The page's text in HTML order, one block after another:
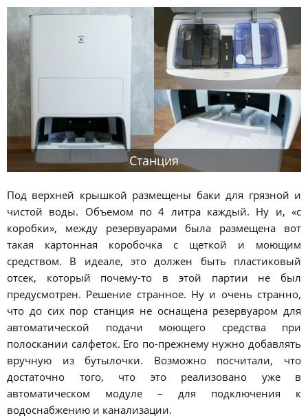
Станция
Под верхней крышкой размещены баки для грязной и
чистой воды. Объемом по 4 литра каждый. Ну и, «с
коробки», между резервуарами была размещена вот
такая картонная коробочка с щеткой и моющим
средством. В идеале, это должен быть пластиковый
отсек, который почему-то в этой партии не был
предусмотрен. Решение странное. Ну и очень странно,
что до сих пор станция не оснащена резервуаром для
автоматической подачи моющего средства при
полоскании салфеток. Его по-прежнему нужно добавлять
вручную из бутылочки. Возможно посчитали, что
достаточно того, что это реализовано уже в
автоматическом модуле – для подключения к
водоснабжению и канализации.